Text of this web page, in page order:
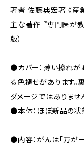
著者 佐藤典宏著 《産
主な著作 『専門医が
版）
●カバー：薄い擦れが
る色褪せがあります。
ダメージではありませ
●本体：ほぼ新品の状
●内容：がんは「万が